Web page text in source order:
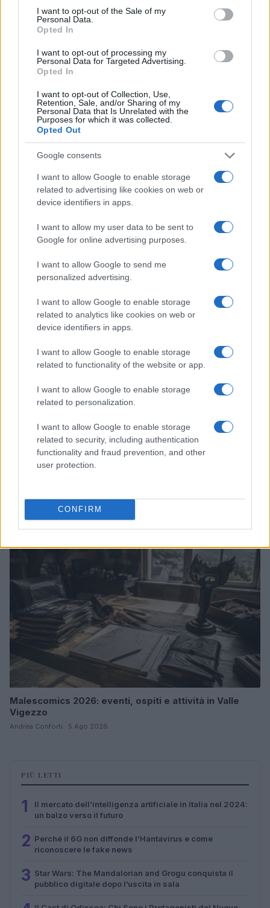
consent section.
I want to opt-out of the Sale of my
Personal Data.
Opted In
I want to opt-out of processing my
Personal Data for Targeted Advertising.
Opted In
I want to opt-out of Collection, Use,
Retention, Sale, and/or Sharing of my
Personal Data that Is Unrelated with the
Purposes for which it was collected.
Opted Out
Google consents
I want to allow Google to enable storage
related to advertising like cookies on web or
device identifiers in apps.
I want to allow my user data to be sent to
Google for online advertising purposes.
I want to allow Google to send me
personalized advertising.
I want to allow Google to enable storage
related to analytics like cookies on web or
device identifiers in apps.
I want to allow Google to enable storage
related to functionality of the website or app.
I want to allow Google to enable storage
related to personalization.
I want to allow Google to enable storage
related to security, including authentication
functionality and fraud prevention, and other
user protection.
CONFIRM
Continua a leggere
NERD NEWS
Pieve Comics 2026: tutto ciò che devi sapere
sull’evento nerd di Perugia
NERD NEWS
Andrea Conforti · 6 Ago 2026
Malescomics 2026: eventi, ospiti e attività in Valle
Vigezzo
Andrea Conforti · 5 Ago 2026
PIÙ LETTI
1
Il mercato dell’intelligenza artificiale in Italia nel 2024:
un balzo verso il futuro
2 Perché il 6G non diffonde l’Hantavirus e come
riconoscere le fake news
3 Star Wars: The Mandalorian and Grogu conquista il
pubblico digitale dopo l’uscita in sala